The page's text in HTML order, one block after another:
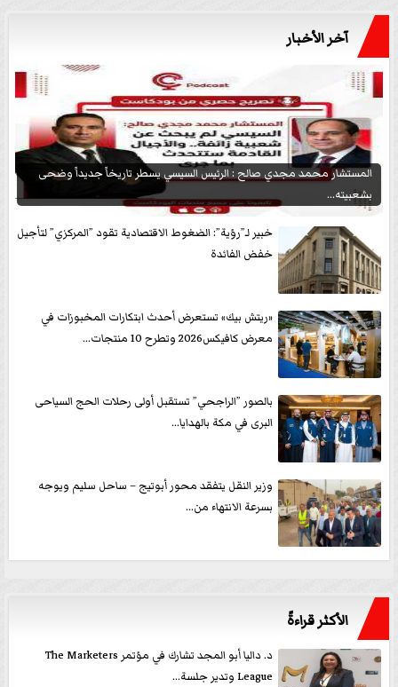
آخر الأخبار
المستشار محمد مجدي صالح : الرئيس السيسي يسطر تاريخاً جديداً وضحى
بشعبيته...
خبير لـ”رؤية”: الضغوط الاقتصادية تقود ”المركزي” لتأجيل
خفض الفائدة
«ريتش بيك» تستعرض أحدث ابتكارات المخبوزات في
معرض كافيكس2026 وتطرح 10 منتجات...
بالصور ”الراجحي” تستقبل أولى رحلات الحج السياحى
البرى في مكة بالهدايا...
وزير النقل يتفقد محور أبوتيج – ساحل سليم ويوجه
بسرعة الانتهاء من...
الأكثر قراءةً
د. داليا أبو المجد تشارك في مؤتمر The Marketers
League وتدير جلسة...